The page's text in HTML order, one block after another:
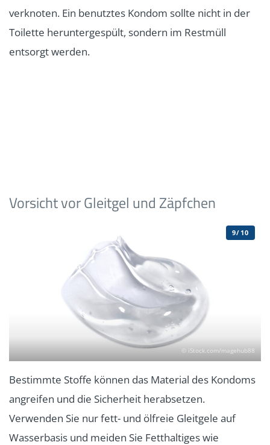
verknoten. Ein benutztes Kondom sollte nicht in der
Toilette heruntergespült, sondern im Restmüll
entsorgt werden.
Vorsicht vor Gleitgel und Zäpfchen
© iStock.com/magehub88
9/10
Bestimmte Stoffe können das Material des Kondoms
angreifen und die Sicherheit herabsetzen.
Verwenden Sie nur fett- und ölfreie Gleitgele auf
Wasserbasis und meiden Sie Fetthaltiges wie